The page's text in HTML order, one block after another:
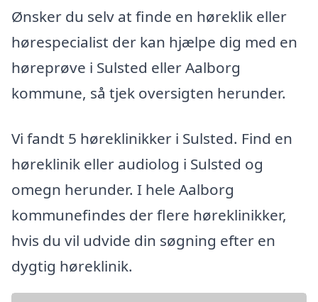
Ønsker du selv at finde en høreklik eller
hørespecialist der kan hjælpe dig med en
høreprøve i Sulsted eller Aalborg
kommune, så tjek oversigten herunder.
Vi fandt 5 høreklinikker i Sulsted. Find en
høreklinik eller audiolog i Sulsted og
omegn herunder. I hele Aalborg
kommunefindes der flere høreklinikker,
hvis du vil udvide din søgning efter en
dygtig høreklinik.